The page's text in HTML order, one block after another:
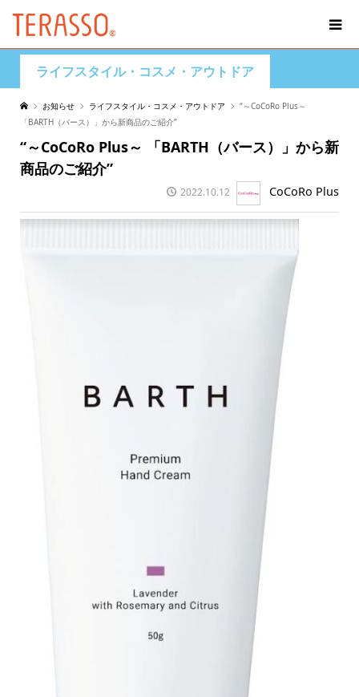
ライフスタイル・コスメ・アウトドア
お知らせ ライフスタイル・コスメ・アウトドア
“～CoCoRo Plus～
「BARTH（バース）」から新商品のご紹介”
“～CoCoRo Plus～ 「BARTH（バース）」から新
商品のご紹介”
2022.10.12 CoCoRo Plus